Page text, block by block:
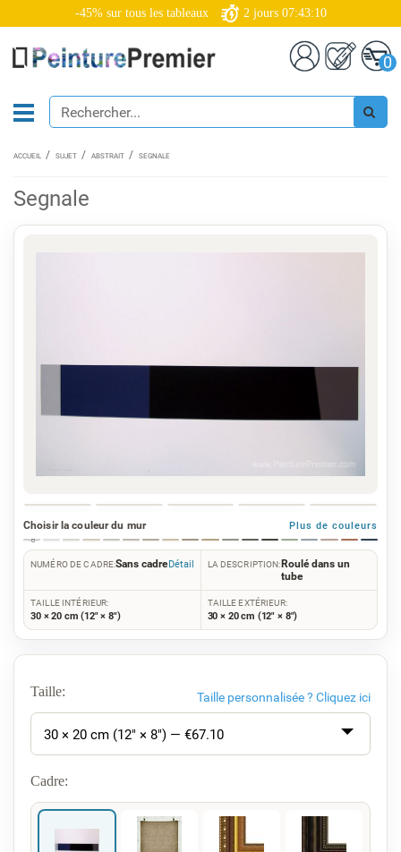
-45% sur tous les tableaux 2 jours 07:43:09
0
ACCUEIL SUJET ABSTRAIT SEGNALE
Segnale
Choisir la couleur du mur Plus de couleurs
NUMÉRO DE CADRE:Sans cadreDétail LA DESCRIPTION:Roulé dans un
tube
TAILLE INTÉRIEUR:
30 × 20 cm (12" × 8")
TAILLE EXTÉRIEUR:
30 × 20 cm (12" × 8")
Taille: Taille personnalisée ? Cliquez ici
30 × 20 cm (12" × 8") — €67.10
Cadre: